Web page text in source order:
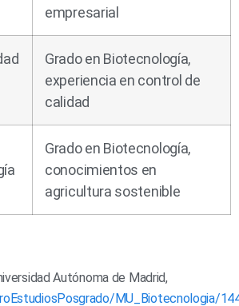
empresarial
Grado en Biotecnología,
experiencia en control de
calidad
Grado en Biotecnología,
conocimientos en
agricultura sostenible
Autónoma de Madrid,
MU_Biotecnologia/